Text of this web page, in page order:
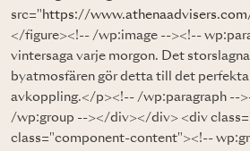
src=" https://
</figure><!-- /wp:image --><!--
vintersaga varje morgon. Det
byatmosfären gör detta till det
avkoppling.</p><!-- /wp:paragraph
/wp:group --></div></div> <div
class="component-content"><!--